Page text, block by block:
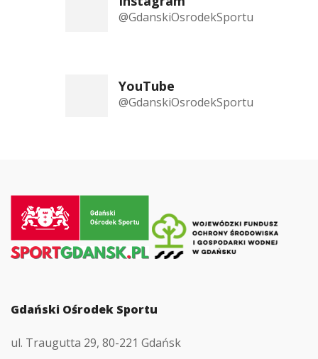
@GdanskiOsrodekSportu
YouTube
@GdanskiOsrodekSportu
do
strony
głównej
Gdański Ośrodek Sportu
ul. Traugutta 29, 80-221 Gdańsk